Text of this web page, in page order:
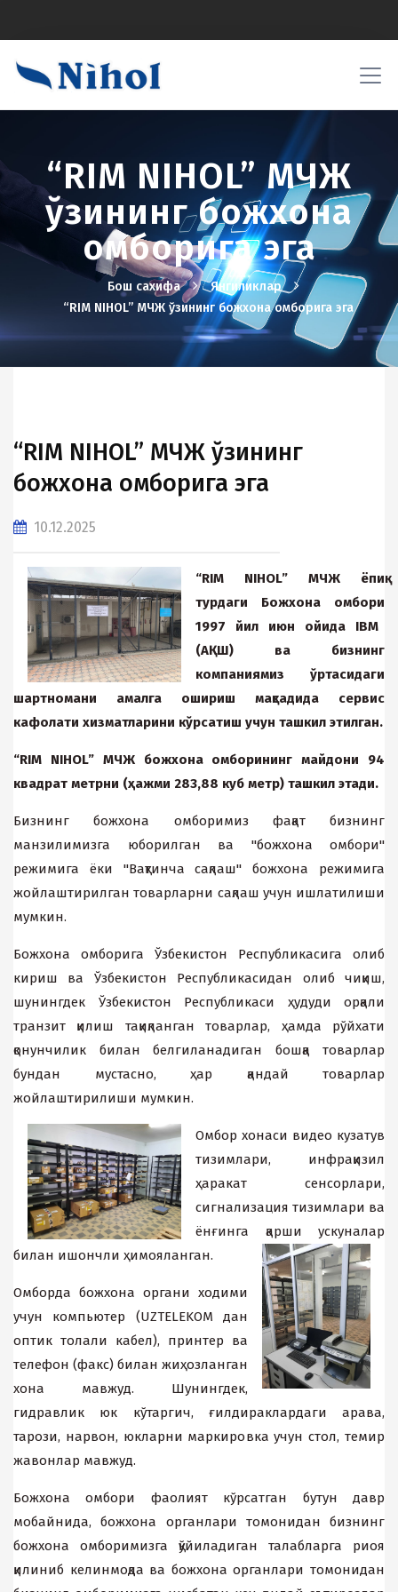
“RIM NIHOL” МЧЖ
ўзининг божхона
омборига эга
Бош сахифа
Янгиликлар
“RIM NIHOL” МЧЖ ўзининг божхона омборига эга
“RIM NIHOL” МЧЖ ўзининг
божхона омборига эга
10.12.2025
“RIM NIHOL” МЧЖ
ёпиқ
турдаги
Божхона
омбори
1997 йил июн ойида IBM
(AҚШ) ва
бизнинг
компаниямиз
ўртасидаги
шартномани
амалга ошириш мақсадида
сервис
кафолати хизматларини кўрсатиш учун ташкил этилган.
“RIM NIHOL” МЧЖ божхона омборининг майдони 94
квадрат метрни (ҳажми 283,88 куб метр) ташкил этади.
Бизнинг божхона омборимиз фақат бизнинг
манзилимизга юборилган ва "божхона омбори"
режимига ёки "Вақтинча сақлаш" божхона режимига
жойлаштирилган товарларни сақлаш учун ишлатилиши
мумкин.
Божхона омборига Ўзбекистон Республикасига олиб
кириш ва Ўзбекистон Республикасидан олиб чиқиш,
шунингдек Ўзбекистон Республикаси ҳудуди орқали
транзит қилиш тақиқланган товарлар, ҳамда рўйхати
қонунчилик билан белгиланадиган бошқа товарлар
бундан мустасно, ҳар қандай товарлар
жойлаштирилиши мумкин.
Омбор хонаси видео кузатув
тизимлари, инфрақизил
ҳаракат сенсорлари,
сигнализация тизимлари ва
ёнғинга қарши ускуналар
билан ишончли ҳимояланган.
Омборда божхона органи ходими
учун компьютер (UZTELEKOM дан
оптик толали кабел), принтер ва
телефон (факс) билан жиҳозланган
хона мавжуд. Шунингдек,
гидравлик юк кўтаргич, ғилдираклардаги арава,
тарози, нарвон, юкларни маркировка учун стол, темир
жавонлар мавжуд.
Божхона омбори фаолият кўрсатган бутун давр
мобайнида, божхона органлари томонидан бизнинг
божхона омборимизга қўйиладиган талабларга риоя
қилиниб келинмоқда ва божхона органлари томонидан